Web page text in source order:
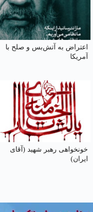
اعتراض به آتش‌بس و صلح با
آمریکا
خونخواهی رهبر شهید (آقای
ایران)